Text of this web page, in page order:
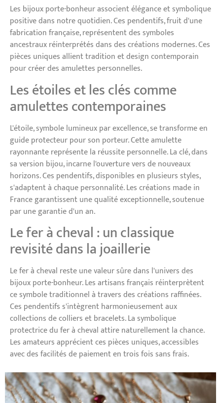
Les bijoux porte-bonheur associent élégance et symbolique
positive dans notre quotidien. Ces pendentifs, fruit d'une
fabrication française, représentent des symboles
ancestraux réinterprétés dans des créations modernes. Ces
pièces uniques allient tradition et design contemporain
pour créer des amulettes personnelles.
Les étoiles et les clés comme
amulettes contemporaines
L'étoile, symbole lumineux par excellence, se transforme en
guide protecteur pour son porteur. Cette amulette
rayonnante représente la réussite personnelle. La clé, dans
sa version bijou, incarne l'ouverture vers de nouveaux
horizons. Ces pendentifs, disponibles en plusieurs styles,
s'adaptent à chaque personnalité. Les créations made in
France garantissent une qualité exceptionnelle, soutenue
par une garantie d'un an.
Le fer à cheval : un classique
revisité dans la joaillerie
Le fer à cheval reste une valeur sûre dans l'univers des
bijoux porte-bonheur. Les artisans français réinterprètent
ce symbole traditionnel à travers des créations raffinées.
Ces pendentifs s'intègrent harmonieusement aux
collections de colliers et bracelets. La symbolique
protectrice du fer à cheval attire naturellement la chance.
Les amateurs apprécient ces pièces uniques, accessibles
avec des facilités de paiement en trois fois sans frais.